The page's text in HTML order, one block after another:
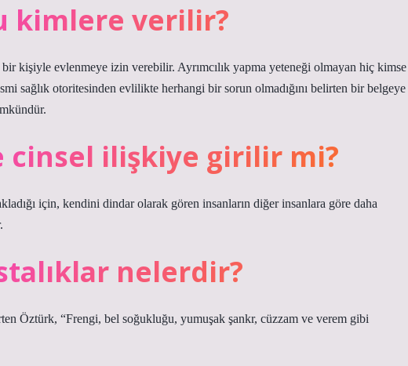
kimlere verilir?
kişiyle evlenmeye izin verebilir. Ayrımcılık yapma yeteneği olmayan hiç kimse
sağlık otoritesinden evlilikte herhangi bir sorun olmadığını belirten bir belgeye
cinsel ilişkiye girilir mi?
için, kendini dindar olarak gören insanların diğer insanlara göre daha
nelerdir?
Öztürk, “Frengi, bel soğukluğu, yumuşak şankr, cüzzam ve verem gibi